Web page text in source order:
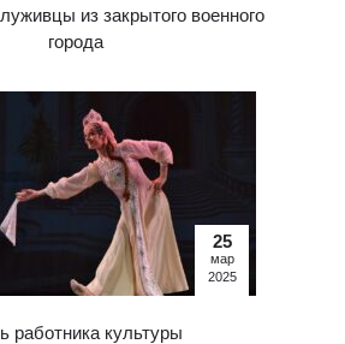
из закрытого военного
города
работника культуры
25
мар
2025